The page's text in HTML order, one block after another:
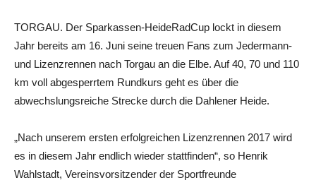
TORGAU. Der Sparkassen-HeideRadCup lockt in diesem
Jahr bereits am 16. Juni seine treuen Fans zum Jedermann-
und Lizenzrennen nach Torgau an die Elbe. Auf 40, 70 und 110
km voll abgesperrtem Rundkurs geht es über die
abwechslungsreiche Strecke durch die Dahlener Heide.
„Nach unserem ersten erfolgreichen Lizenzrennen 2017 wird
es in diesem Jahr endlich wieder stattfinden“, so Henrik
Wahlstadt, Vereinsvorsitzender der Sportfreunde